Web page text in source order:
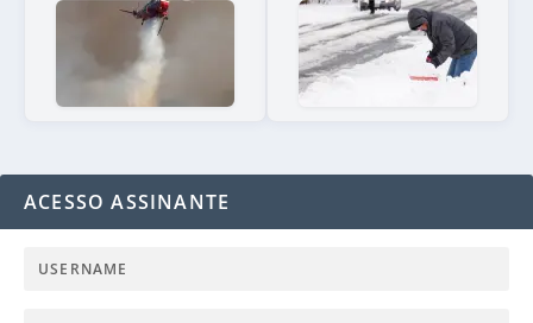
ACESSO ASSINANTE